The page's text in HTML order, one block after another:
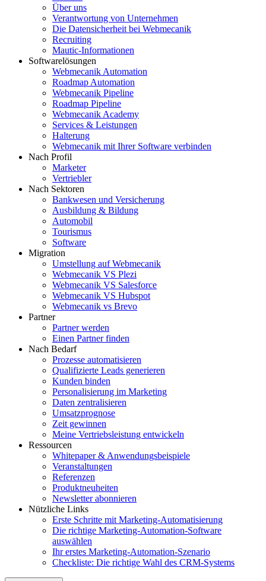
Über uns
Verantwortung von Unternehmen
Die Datensicherheit bei Webmecanik
Recruiting
Mautic-Informationen
Softwarelösungen
Webmecanik Automation
Roadmap Automation
Webmecanik Pipeline
Roadmap Pipeline
Webmecanik Academy
Services & Leistungen
Halterung
Webmecanik mit Ihrer Software verbinden
Nach Profil
Marketer
Vertriebler
Nach Sektoren
Bankwesen und Versicherung
Ausbildung & Bildung
Automobil
Tourismus
Software
Migration
Umstellung auf Webmecanik
Webmecanik VS Plezi
Webmecanik VS Salesforce
Webmecanik VS Hubspot
Webmecanik vs Brevo
Partner
Partner werden
Einen Partner finden
Nach Bedarf
Prozesse automatisieren
Qualifizierte Leads generieren
Kunden binden
Personalisierung im Marketing
Daten zentralisieren
Umsatzprognose
Zeit gewinnen
Meine Vertriebsleistung entwickeln
Ressourcen
Whitepaper & Anwendungsbeispiele
Veranstaltungen
Referenzen
Produktneuheiten
Newsletter abonnieren
Nützliche Links
Erste Schritte mit Marketing-Automatisierung
Die richtige Marketing-Automation-Software
auswählen
Ihr erstes Marketing-Automation-Szenario
Checkliste: Die richtige Wahl des CRM-Systems